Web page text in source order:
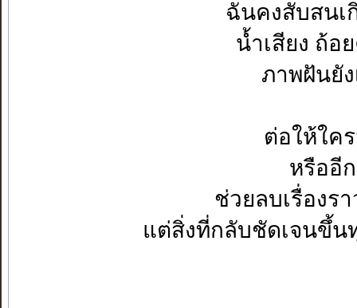
ฉันคงสับสนเ
น้ำเสียง ถ้อ
ภาพฝันยัง
ต่อให้ใค
หรืออี
ช่วยลบเรื่องร
แต่สิ่งที่กลับชัดเจนขึ้น